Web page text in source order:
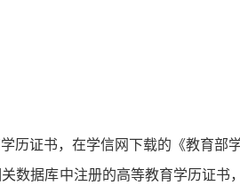
历证书，在学信网下载的《教育部
数据库中注册的高等教育学历证